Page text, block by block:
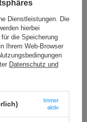
Dienstleistungen. Die
hierbei
die Speicherung
Ihrem Web-Browser
Datenschutz und
Immer
aktiv